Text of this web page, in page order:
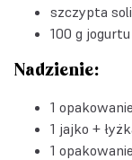
szczypta soli
100 g
Nadzienie:
1 opakowanie
1 jajko +
1 opakowanie